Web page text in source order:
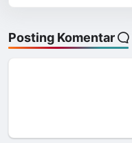
Posting Komentar